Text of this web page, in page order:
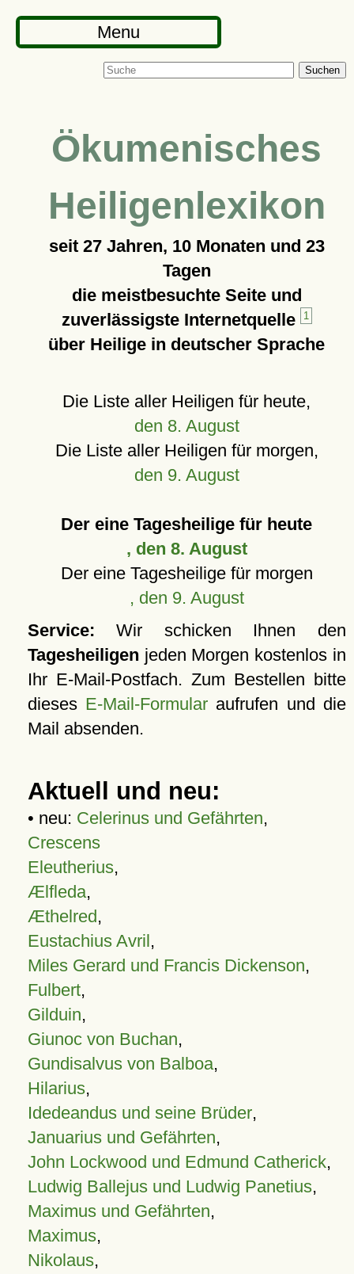
Menu
Suchen
Ökumenisches
Heiligenlexikon
seit 27 Jahren, 10 Monaten und 23
Tagen
die meistbesuchte Seite und
zuverlässigste Internetquelle
1
über Heilige in deutscher Sprache
Die Liste aller Heiligen für heute,
den 8. August
Die Liste aller Heiligen für morgen,
den 9. August
Der eine Tagesheilige für heute
, den 8. August
Der eine Tagesheilige für morgen
, den 9. August
Service: Wir schicken Ihnen den
Tagesheiligen jeden Morgen kostenlos in
Ihr E-Mail-Postfach. Zum Bestellen bitte
dieses E-Mail-Formular aufrufen und die
Mail absenden.
Aktuell und neu:
• neu: Celerinus und Gefährten,
Crescens
Eleutherius,
Ælfleda,
Æthelred,
Eustachius Avril,
Miles Gerard und Francis Dickenson,
Fulbert,
Gilduin,
Giunoc von Buchan,
Gundisalvus von Balboa,
Hilarius,
Idedeandus und seine Brüder,
Januarius und Gefährten,
John Lockwood und Edmund Catherick,
Ludwig Ballejus und Ludwig Panetius,
Maximus und Gefährten,
Maximus,
Nikolaus,